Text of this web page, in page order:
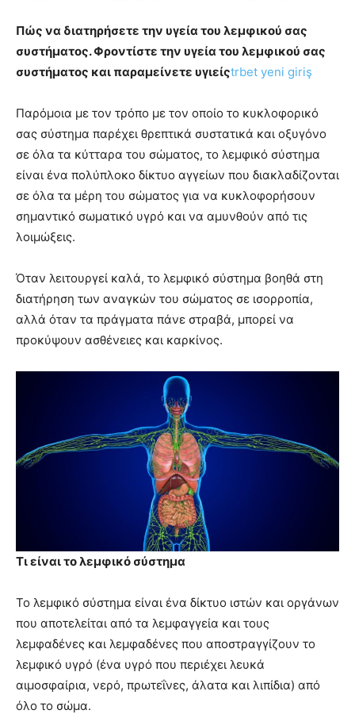
Πώς να διατηρήσετε την υγεία του λεμφικού σας
συστήματος. Φροντίστε την υγεία του λεμφικού σας
συστήματος και παραμείνετε υγιείςtrbet yeni giriş
Παρόμοια με τον τρόπο με τον οποίο το κυκλοφορικό
σας σύστημα παρέχει θρεπτικά συστατικά και οξυγόνο
σε όλα τα κύτταρα του σώματος, το λεμφικό σύστημα
είναι ένα πολύπλοκο δίκτυο αγγείων που διακλαδίζονται
σε όλα τα μέρη του σώματος για να κυκλοφορήσουν
σημαντικό σωματικό υγρό και να αμυνθούν από τις
λοιμώξεις.
Όταν λειτουργεί καλά, το λεμφικό σύστημα βοηθά στη
διατήρηση των αναγκών του σώματος σε ισορροπία,
αλλά όταν τα πράγματα πάνε στραβά, μπορεί να
προκύψουν ασθένειες και καρκίνος.
Τι είναι το λεμφικό σύστημα
Το λεμφικό σύστημα είναι ένα δίκτυο ιστών και οργάνων
που αποτελείται από τα λεμφαγγεία και τους
λεμφαδένες και λεμφαδένες που αποστραγγίζουν το
λεμφικό υγρό (ένα υγρό που περιέχει λευκά
αιμοσφαίρια, νερό, πρωτεΐνες, άλατα και λιπίδια) από
όλο το σώμα.